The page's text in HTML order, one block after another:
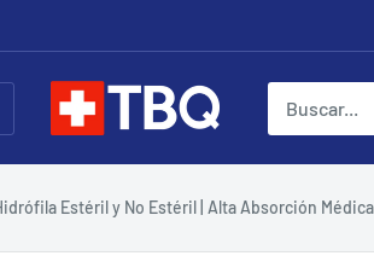
tubotiquin.cl
Estéril y No Estéril | Alta Absorción Médica